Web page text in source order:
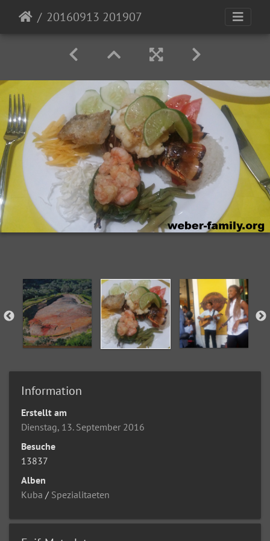
20160913 201907
Information
Erstellt am
Dienstag, 13. September 2016
Besuche
13837
Alben
Kuba / Spezialitaeten